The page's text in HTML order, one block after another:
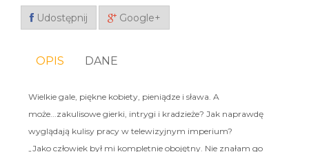
Udostępnij Google+
OPIS DANE
Wielkie gale, piękne kobiety, pieniądze i sława. A
może...zakulisowe gierki, intrygi i kradzieże? Jak naprawdę
wyglądają kulisy pracy w telewizyjnym imperium?
„Jako człowiek był mi kompletnie obojętny. Nie znałam go